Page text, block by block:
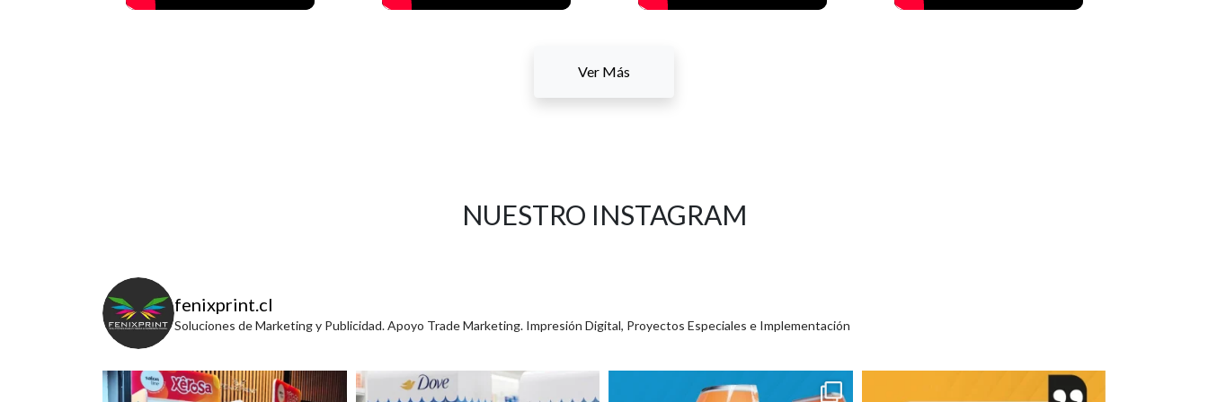
Ver Más
NUESTRO INSTAGRAM
fenixprint.cl
Soluciones de Marketing y Publicidad. Apoyo Trade Marketing. Impresión Digital, Proyectos Especiales e Implementación